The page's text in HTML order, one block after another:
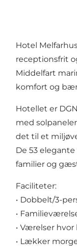
Hotel
receptionsfrit
Middelfart
komfort og
Hotellet er
med
det til et
De 53
familier og
Faciliteter:
• Dobbelt/3-
•
• Værelser
• Lækker